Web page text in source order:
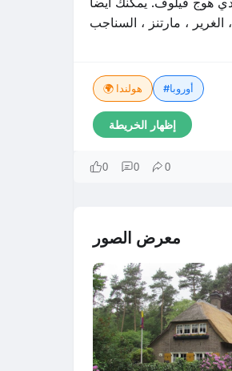
🌍 هولندا #أوروبا
إظهار الخريطة
0 0 0
معرض الصور